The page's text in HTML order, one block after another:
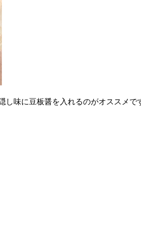
し味に豆板醤を入れるのがオススメで